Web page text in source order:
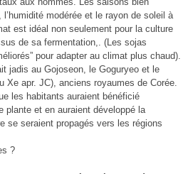
modérée et le rayon de soleil à
est idéal non seulement pour la culture
de sa fermentation,. (Les sojas
pour adapter au climat plus chaud).
jadis au Gojoseon, le Goguryeo et le
Xe apr. JC), anciens royaumes de Corée.
les habitants auraient bénéficié
plante et en auraient développé la
se seraient propagés vers les régions
?